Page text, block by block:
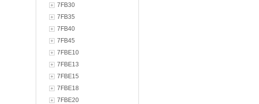
7FB30
7FB35
7FB40
7FB45
7FBE10
7FBE13
7FBE15
7FBE18
7FBE20